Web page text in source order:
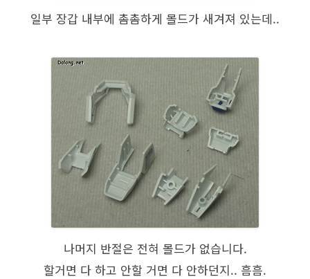
일부 장갑 내부에 촘촘하게 몰드가 새겨져 있는데..
나머지 반절은 전혀 몰드가 없습니다.
할거면 다 하고 안할 거면 다 안하던지.. 흠흠.